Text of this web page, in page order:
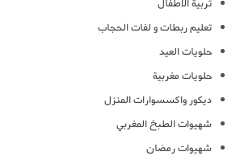
تربية الاطفال
تعليم ربطات و لفات الحجاب
حلويات العيد
حلويات مغربية
ديكور واكسسوارات المنزل
شهيوات الطبخ المغربي
شهيوات رمضان